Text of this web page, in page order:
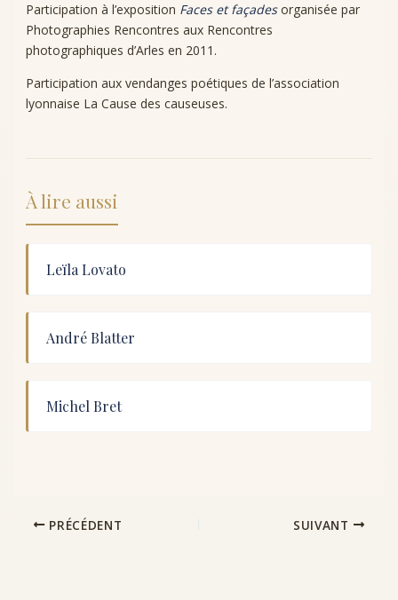
Participation à l’exposition Faces et façadesorganisée par
Photographies Rencontres aux Rencontres
photographiques d’Arles en 2011.
Participation aux vendanges poétiques de l’association
lyonnaise La Cause des causeuses.
À lire aussi
Leïla Lovato
André Blatter
Michel Bret
PRÉCÉDENT SUIVANT